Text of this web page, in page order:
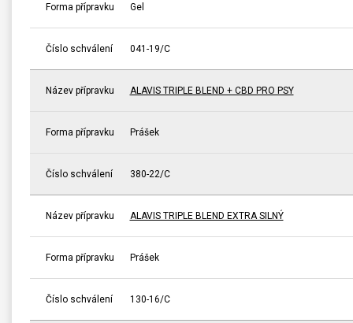
Forma přípravku Gel
Číslo schválení 041-19/C
Název přípravku ALAVIS TRIPLE BLEND + CBD PRO PSY
Forma přípravku Prášek
Číslo schválení 380-22/C
Název přípravku ALAVIS TRIPLE BLEND EXTRA SILNÝ
Forma přípravku Prášek
Číslo schválení 130-16/C